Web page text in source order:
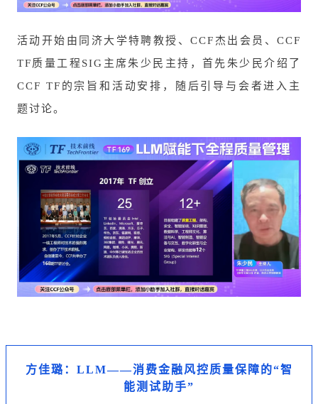
活动开始由同济大学特聘教授、CCF杰出会员、CCF
TF质量工程SIG主席朱少民主持，首先朱少民介绍了
CCF TF的宗旨和活动安排，随后引导与会者进入主
题讨论。
方佳璐：LLM——消费金融风控质量保障的“智
能测试助手”